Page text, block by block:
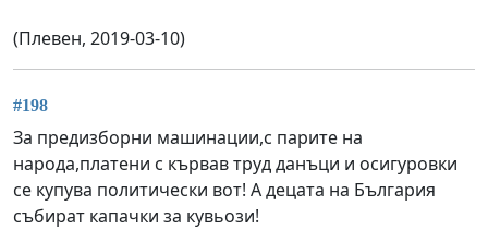
(Плевен, 2019-03-10)
#198
За предизборни машинации,с парите на
народа,платени с кървав труд данъци и осигуровки
се купува политически вот! А децата на България
събират капачки за кувьози!